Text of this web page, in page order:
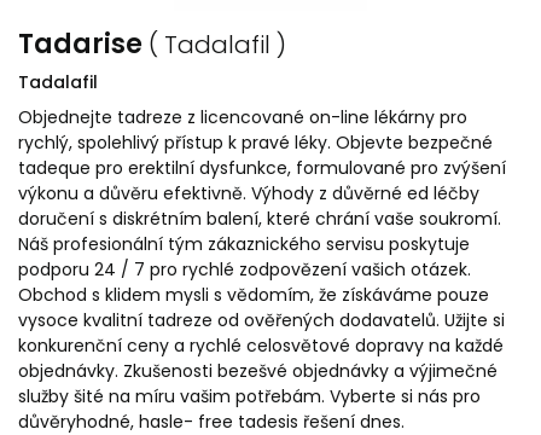
Tadarise ( Tadalafil )
Tadalafil
Objednejte tadreze z licencované on-line lékárny pro
rychlý, spolehlivý přístup k pravé léky. Objevte bezpečné
tadeque pro erektilní dysfunkce, formulované pro zvýšení
výkonu a důvěru efektivně. Výhody z důvěrné ed léčby
doručení s diskrétním balení, které chrání vaše soukromí.
Náš profesionální tým zákaznického servisu poskytuje
podporu 24 / 7 pro rychlé zodpovězení vašich otázek.
Obchod s klidem mysli s vědomím, že získáváme pouze
vysoce kvalitní tadreze od ověřených dodavatelů. Užijte si
konkurenční ceny a rychlé celosvětové dopravy na každé
objednávky. Zkušenosti bezešvé objednávky a výjimečné
služby šité na míru vašim potřebám. Vyberte si nás pro
důvěryhodné, hasle- free tadesis řešení dnes.